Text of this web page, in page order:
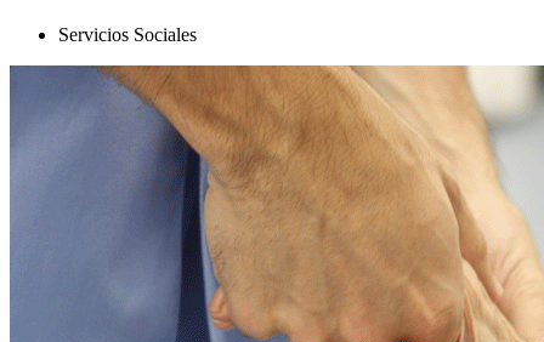
Servicios Sociales